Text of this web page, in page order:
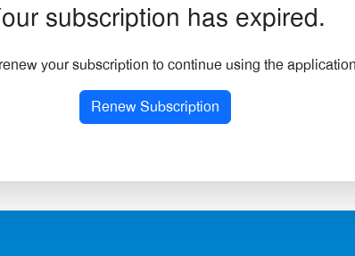
subscription has expired.
your subscription to continue using the
Renew Subscription